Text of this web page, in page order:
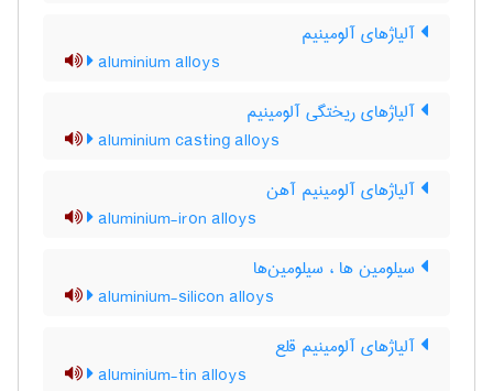
آلیاژهای آلومینیم
aluminium alloys
آلیاژهای ریختگی آلومینیم
aluminium casting alloys
آلیاژهای آلومینیم آهن
aluminium-iron alloys
سیلومین ها ، سیلومین‌ها
aluminium-silicon alloys
آلیاژهای آلومینیم قلع
aluminium-tin alloys